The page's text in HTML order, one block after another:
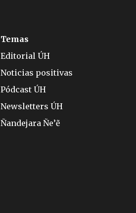
Temas
Editorial ÚH
Noticias positivas
Pódcast ÚH
Newsletters ÚH
Ñandejara Ñe’ẽ